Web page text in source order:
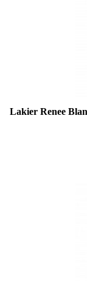
Lakier Renee